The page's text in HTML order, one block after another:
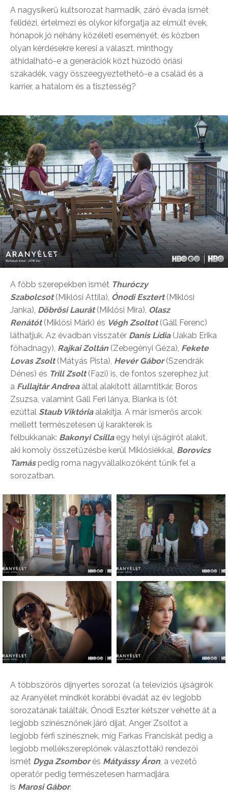
A nagysikerű kultsorozat harmadik, záró évada ismét
felidézi, értelmezi és olykor kiforgatja az elmúlt évek,
hónapok jó néhány közéleti eseményét, és közben
olyan kérdésekre keresi a választ, minthogy
áthidalható-e a generációk közt húzódó óriási
szakadék, vagy összeegyeztethető-e a család és a
karrier, a hatalom és a tisztesség?
A főbb szerepekben ismét Thuróczy
Szabolcsot(Miklósi Attila), Ónodi Esztert(Miklósi
Janka), Döbrösi Laurát(Miklósi Mira), Olasz
Renátót(Miklósi Márk) és Végh Zsoltot(Gáll Ferenc)
láthatjuk. Az évadban visszatér Danis Lídia(Jakab Erika
főhadnagy), Rajkai Zoltán(Zebegényi Géza), Fekete
Lovas Zsolt(Mátyás Pista), Hevér Gábor(Szendrák
Dénes) és Trill Zsolt(Fazi) is, de fontos szerephez jut
a Fullajtár Andreaáltal alakított államtitkár, Boros
Zsuzsa, valamint Gáll Feri lánya, Bianka is (őt
ezúttal Staub Viktória alakítja. A már ismerős arcok
mellett természetesen új karakterek is
felbukkanak: Bakonyi Csillaegy helyi újságírót alakít,
aki komoly összetűzésbe kerül Miklósiékkal, Borovics
Tamás pedig roma nagyvállalkozóként tűnik fel a
sorozatban.
A többszörös díjnyertes sorozat (a televíziós újságírók
az Aranyélet mindkét korábbi évadát az év legjobb
sorozatának találták, Ónodi Eszter kétszer vehette át a
legjobb színésznőnek járó díjat, Anger Zsoltot a
legjobb férfi színésznek, míg Farkas Franciskát pedig a
legjobb mellékszereplőnek választották) rendezői
ismét Dyga Zsomborés Mátyássy Áron, a vezető
operatőr pedig természetesen harmadjára
is Marosi Gábor.